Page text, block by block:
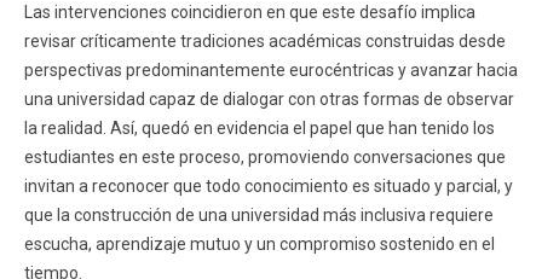
Las intervenciones coincidieron en que este desafío implica
revisar críticamente tradiciones académicas construidas desde
perspectivas predominantemente eurocéntricas y avanzar hacia
una universidad capaz de dialogar con otras formas de observar
la realidad. Así, quedó en evidencia el papel que han tenido los
estudiantes en este proceso, promoviendo conversaciones que
invitan a reconocer que todo conocimiento es situado y parcial, y
que la construcción de una universidad más inclusiva requiere
escucha, aprendizaje mutuo y un compromiso sostenido en el
tiempo.